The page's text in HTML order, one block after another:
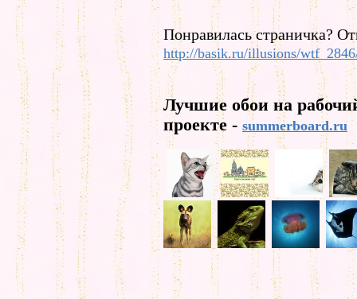
Понравилась страничка?
http://basik.ru/illusions/
Лучшие обои на
проекте - summerboard.ru